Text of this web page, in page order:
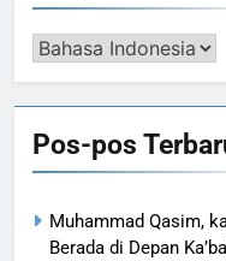
Pengalih
Pos-pos
Muhammad Qasim,
Berada di Depan